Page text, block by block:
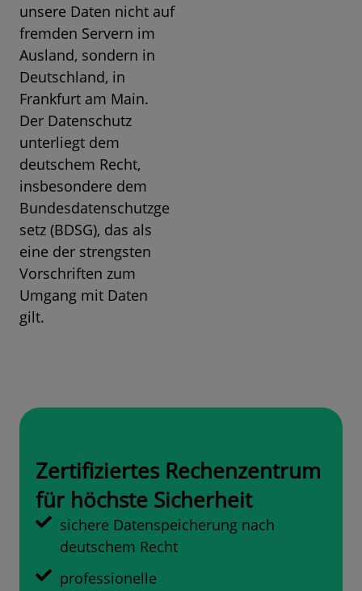
unsere Daten nicht auf
fremden Servern im
Ausland, sondern in
Deutschland, in
Frankfurt am Main.
Der Datenschutz
unterliegt dem
deutschem Recht,
insbesondere dem
Bundesdatenschutzge
setz (BDSG), das als
eine der strengsten
Vorschriften zum
Umgang mit Daten
gilt.
Zertifiziertes Rechenzentrum
für höchste Sicherheit
sichere Datenspeicherung nach
deutschem Recht
professionelle